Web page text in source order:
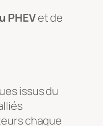
PHEVet de
issus du
chaque